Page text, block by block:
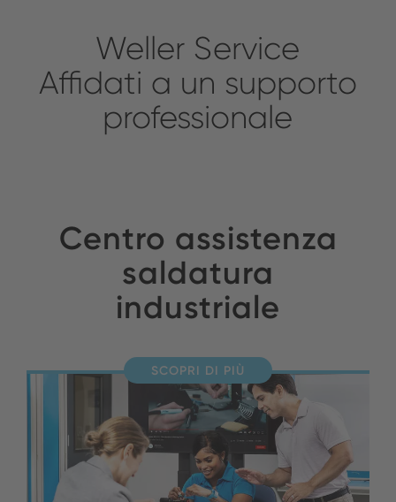
Weller Service
Affidati a un supporto
professionale
Centro assistenza
saldatura
industriale
SCOPRI DI PIÙ